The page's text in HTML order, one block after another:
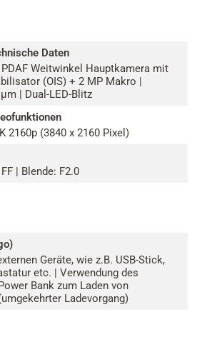
Daten
Weitwinkel Hauptkamera mit
(OIS) + 2 MP Makro |
| Dual-LED-Blitz
2160p (3840 x 2160 Pixel)
| Blende: F2.0
Geräte, wie z.B. USB-Stick,
etc. | Verwendung des
Bank zum Laden von
Ladevorgang)